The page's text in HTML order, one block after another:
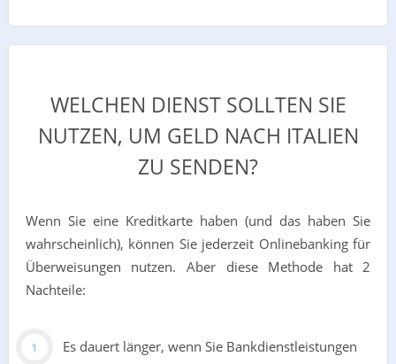
WELCHEN DIENST SOLLTEN SIE
NUTZEN, UM GELD NACH ITALIEN
ZU SENDEN?
Wenn Sie eine Kreditkarte haben (und das haben Sie
wahrscheinlich), können Sie jederzeit Onlinebanking für
Überweisungen nutzen. Aber diese Methode hat 2
Nachteile:
Es dauert länger, wenn Sie Bankdienstleistungen